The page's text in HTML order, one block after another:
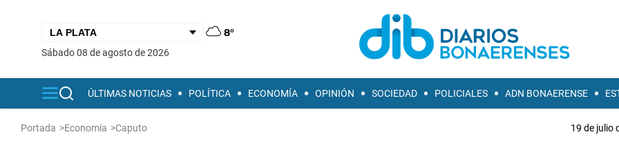
8°
sábado 08 de agosto de 2026
ÚLTIMAS NOTICIAS POLÍTICA ECONOMÍA OPINIÓN SOCIEDAD POLICIALES ADN BONAERENSE
Portada >Economía >Caputo 19 de julio